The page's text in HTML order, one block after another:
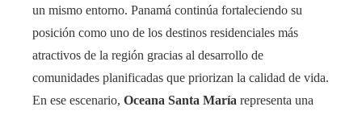
un mismo entorno. Panamá continúa fortaleciendo su
posición como uno de los destinos residenciales más
atractivos de la región gracias al desarrollo de
comunidades planificadas que priorizan la calidad de vida.
En ese escenario, Oceana Santa María representa una